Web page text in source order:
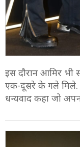
इस दौरान आमिर भी
एक-दूसरे के गले
धन्यवाद कहा जो